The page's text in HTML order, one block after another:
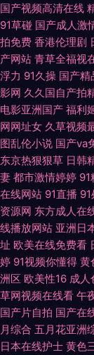
费视频 熟女人妻影
湿69 日本大香蕉伊
A∨手机在线 亚洲巨
色日逼网 91cn熟女
交 91白虎美女交配
91探花app 成人毛
超碰丝袜 福利导航
91 久草免费福利网
五 欧美国产开 香
午夜男人电影A片
国产视频高清在线
91草碰 国产成人激
拍免费 香港伦理剧
产网站 青草全福视
浮力 91久操 国产精
影网 久久国自产拍
电影亚洲国产 福利
网网址女 久草视频
图乱伦小说 国产va
东京热狠狠草 日韩
妻 都市激情婷婷 91
在线网站 91直播
资源网 东方成人在
线播放网站 亚洲日
址 欧美在线免费看
婷 91视频你懂得 黄
洲区 欧美性16 成
草网视频在线看 午
国产片自拍 国产在
月综合 五月花亚洲
日本在线护士 黄色